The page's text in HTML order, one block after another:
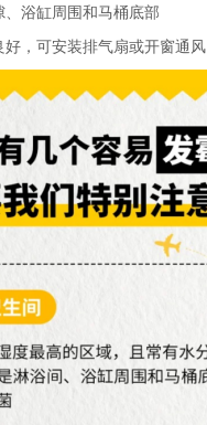
浴缸周围和马桶底部
，可安装排气扇或开窗通风